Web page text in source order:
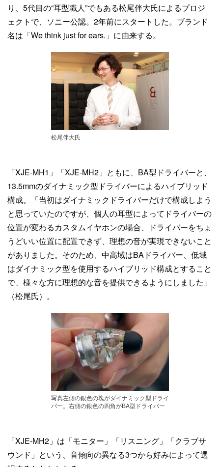
り、5代目の“耳型職人”でもある松尾伴大氏によるプロジ
ェクトで、ソニー公認。2年前にスタートした。ブランド
名は「We think just for ears.」に由来する。
松尾伴大氏
「XJE-MH1」「XJE-MH2」ともに、BA型ドライバーと、
13.5mmのダイナミック型ドライバーによるハイブリッド
構成。「当初はダイナミックドライバーだけで構成しよう
と思っていたのですが、個人の耳型によってドライバーの
位置が変わるカスタムイヤホンの場合、ドライバーをちょ
うどいい位置に配置できず、理想の音が実現できないこと
がありました。そのため、中高域はBAドライバー、低域
はダイナミック型を使用するハイブリッド構成とすること
で、様々な方に理想的な音を提供できるようにしました」
（松尾氏）。
写真左側の銀色の塊がダイナミック型ドライ
バー。右側の銀色の四角がBA型ドライバー
「XJE-MH2」は「モニター」「リスニング」「クラブサ
ウンド」という、音傾向の異なる3つから好みによって選